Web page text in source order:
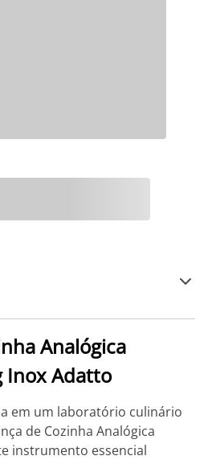
Analógica
Inox Adatto
em um laboratório culinário
de Cozinha Analógica
instrumento essencial